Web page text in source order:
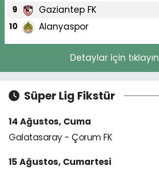
9 Gaziantep FK
10 Alanyaspor
Detaylar için tıklayın
Süper Lig Fikstür
14 Ağustos, Cuma
Galatasaray - Çorum FK
15 Ağustos, Cumartesi